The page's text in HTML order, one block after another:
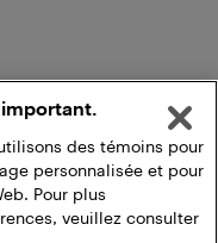
important.
des témoins pour
personnalisée et pour
Pour plus
veuillez consulter